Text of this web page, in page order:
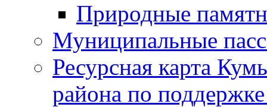
Природные
Муниципальные
Ресурсная карта
района по